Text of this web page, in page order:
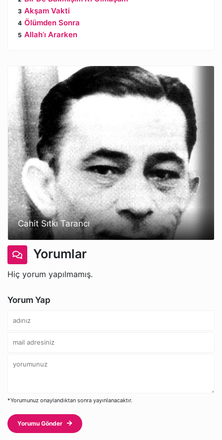
Akşam Vakti
Ölümden Sonra
Allah’ı Ararken
Cahit Sıtkı Tarancı
Yorumlar
Hiç yorum yapılmamış.
Yorum Yap
*Yorumunuz onaylandıktan sonra yayınlanacaktır.
Yorumu Gönder